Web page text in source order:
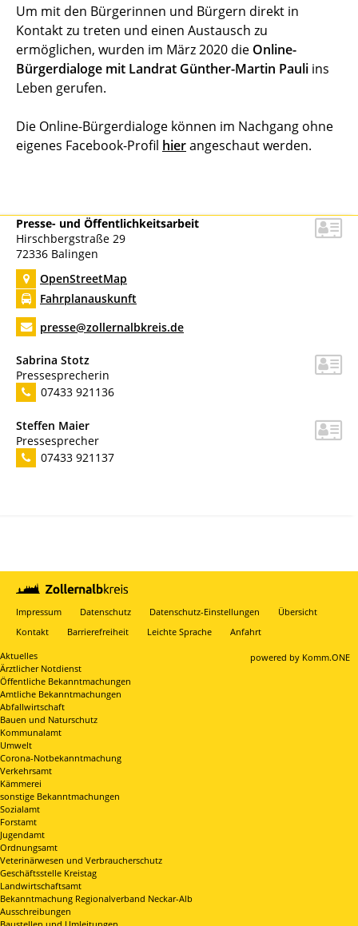
Presse- und Öffentlichkeitsarbeit
Hirschbergstraße 29
72336 Balingen
OpenStreetMap
Fahrplanauskunft
presse@zollernalbkreis.de
Sabrina Stotz
Pressesprecherin
07433 921136
Steffen Maier
Pressesprecher
07433 921137
Um mit den Bürgerinnen und Bürgern direkt in
Kontakt zu treten und einen Austausch zu
ermöglichen, wurden im März 2020 die Online-
Bürgerdialoge mit Landrat Günther-Martin Pauli ins
Leben gerufen.
Die Online-Bürgerdialoge können im Nachgang ohne
eigenes Facebook-Profil hierangeschaut werden.
Impressum Datenschutz Datenschutz-Einstellungen
Übersicht
Kontakt
Barrierefreiheit Leichte Sprache Anfahrt
powered by Komm.ONE
Aktuelles
Ärztlicher Notdienst
Öffentliche Bekanntmachungen
Amtliche Bekanntmachungen
Abfallwirtschaft
Bauen und Naturschutz
Kommunalamt
Umwelt
Corona-Notbekanntmachung
Verkehrsamt
Kämmerei
sonstige Bekanntmachungen
Sozialamt
Forstamt
Jugendamt
Ordnungsamt
Veterinärwesen und Verbraucherschutz
Geschäftsstelle Kreistag
Landwirtschaftsamt
Bekanntmachung Regionalverband Neckar-Alb
Ausschreibungen